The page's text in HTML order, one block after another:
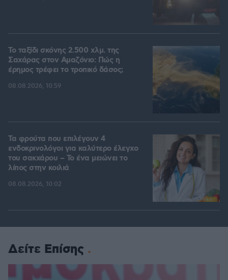
Το ταξίδι σκόνης 2.500 χλμ. της
Σαχάρας στον Αμαζόνιο: Πώς η
έρημος τρέφει το τροπικό δάσος;
08.08.2026, 10:59
Τα φρούτα που επιλέγουν 4
ενδοκρινολόγοι για καλύτερο έλεγχο
του σακχάρου – Το ένα μειώνει το
λίπος στην κοιλιά
08.08.2026, 10:02
Δείτε Επίσης